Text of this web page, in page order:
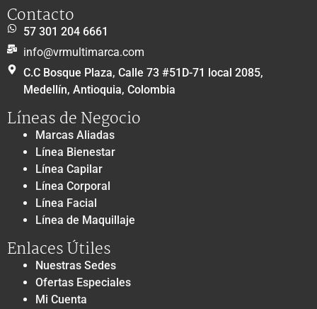
Contacto
57 301 204 6661
info@vrmultimarca.com
C.C Bosque Plaza, Calle 73 #51D-71 local 2085,
Medellín, Antioquia, Colombia
Líneas de Negocio
Marcas Aliadas
Línea Bienestar
Línea Capilar
Línea Corporal
Línea Facial
Línea de Maquillaje
Enlaces Útiles
Nuestras Sedes
Ofertas Especiales
Mi Cuenta